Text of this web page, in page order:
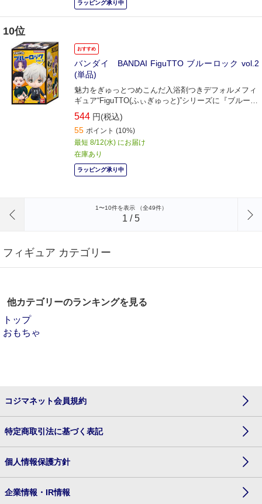
ラッピング承り中
10位
おすすめ
バンダイ BANDAI FiguTTO ブルーロック vol.2
(単品)
魅力をぎゅっとつめこんだ入浴剤つきデフォルメフィ
ギュア“FiguTTO(ふぃぎゅっと)”シリーズに『ブルーロ
ック』の第2弾が登場。
544 円(税込)
55 ポイント (10%)
最短 8/12(水) にお届け
在庫あり
ラッピング承り中
1〜10件を表示 （全49件）
1 /5
フィギュア カテゴリー
他カテゴリーのランキングを見る
トップ
おもちゃ
コジマネット会員規約
特定商取引法に基づく表記
個人情報保護方針
企業情報・IR情報